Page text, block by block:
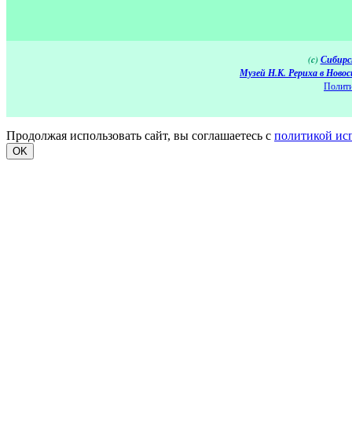
(c)
Музей Н.К. Рериха в
Продолжая использовать сайт, вы соглашаетесь с политикой
OK